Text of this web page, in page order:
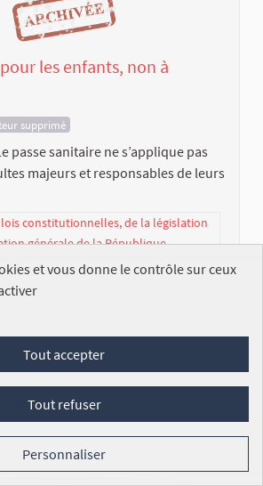
les enfants, non à
supprimé
passe sanitaire ne s’applique pas
majeurs et responsables de leurs
constitutionnelles, de la législation
générale de la République
et vous donne le contrôle sur ceux
Tout accepter
Tout refuser
Personnaliser